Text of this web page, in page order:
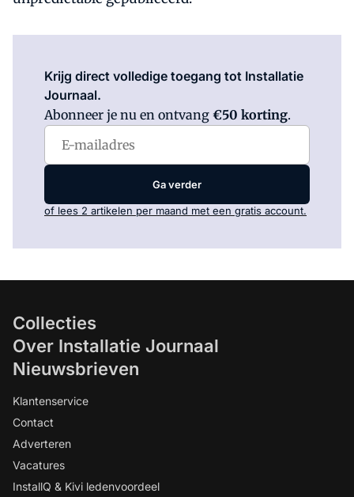
Krijg direct volledige toegang tot Installatie
Journaal.
Abonneer je nu en ontvang €50 korting.
Ga verder
of lees 2 artikelen per maand met een gratis account.
Collecties
Over Installatie Journaal
Nieuwsbrieven
Klantenservice
Contact
Adverteren
Vacatures
InstallQ & Kivi ledenvoordeel